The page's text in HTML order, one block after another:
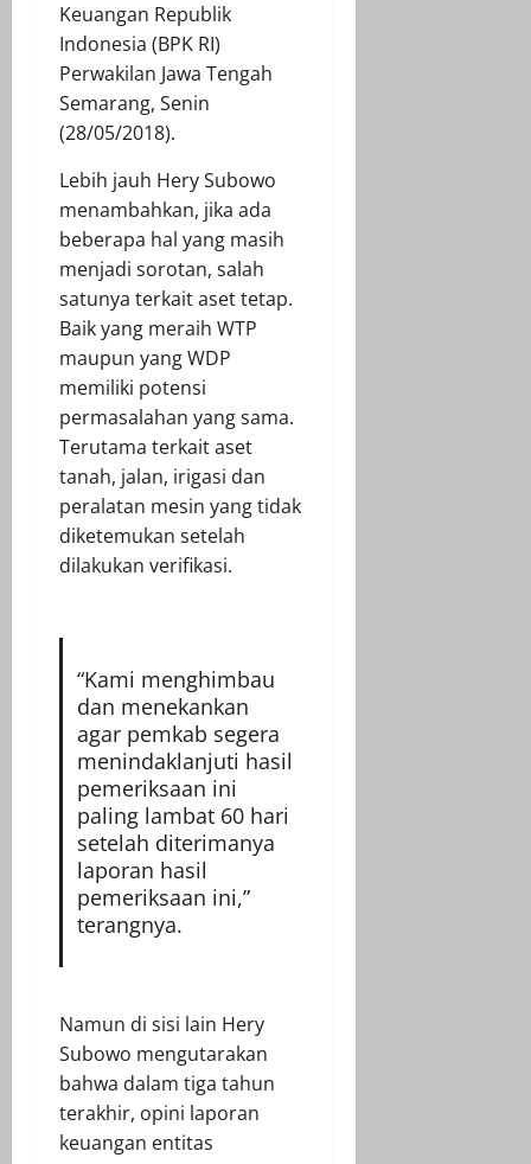
Keuangan Republik
Indonesia (BPK RI)
Perwakilan Jawa Tengah
Semarang, Senin
(28/05/2018).
Lebih jauh Hery Subowo
menambahkan, jika ada
beberapa hal yang masih
menjadi sorotan, salah
satunya terkait aset tetap.
Baik yang meraih WTP
maupun yang WDP
memiliki potensi
permasalahan yang sama.
Terutama terkait aset
tanah, jalan, irigasi dan
peralatan mesin yang tidak
diketemukan setelah
dilakukan verifikasi.
“Kami menghimbau
dan menekankan
agar pemkab segera
menindaklanjuti hasil
pemeriksaan ini
paling lambat 60 hari
setelah diterimanya
laporan hasil
pemeriksaan ini,”
terangnya.
Namun di sisi lain Hery
Subowo mengutarakan
bahwa dalam tiga tahun
terakhir, opini laporan
keuangan entitas